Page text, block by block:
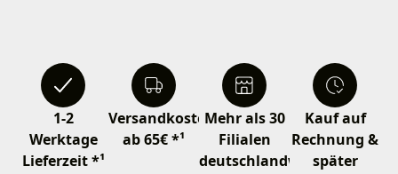
1-2
Werktage
Lieferzeit *¹
Versandkostenfrei
ab 65€ *¹
Mehr als 30
Filialen
deutschlandweit
Kauf auf
Rechnung &
später